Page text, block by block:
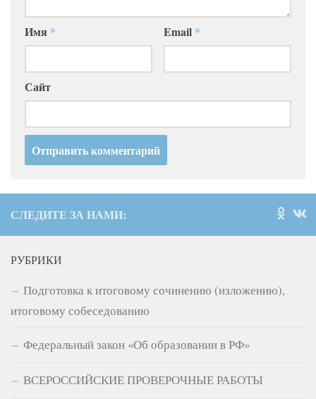
Имя * Email *
Сайт
СЛЕДИТЕ ЗА НАМИ:
РУБРИКИ
Подготовка к итоговому сочинению (изложению),
итоговому собеседованию
Федеральный закон «Об образовании в РФ»
ВСЕРОССИЙСКИЕ ПРОВЕРОЧНЫЕ РАБОТЫ